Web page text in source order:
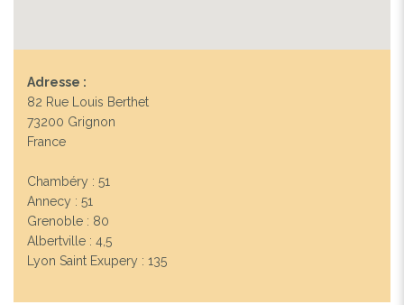
Adresse :
82 Rue Louis Berthet
73200 Grignon
France
Chambéry : 51
Annecy : 51
Grenoble : 80
Albertville : 4,5
Lyon Saint Exupery : 135